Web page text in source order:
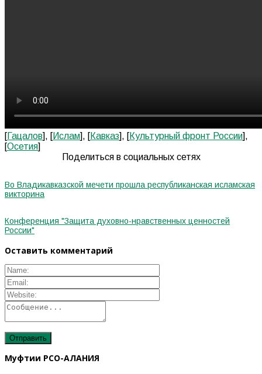
[Гацалов], [Ислам], [Кавказ], [Культурный фронт России],
[Осетия]
Поделиться в социальных сетях
Во Владикавказской мечети прошла республиканская исламская
викторина
Конференция "Защита духовно-нравственных ценностей
России"
Оставить комментарий
Муфтии РСО-АЛАНИЯ